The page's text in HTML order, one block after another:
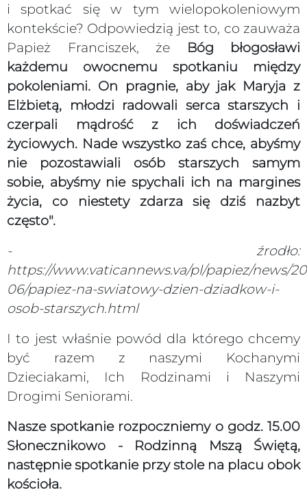
i spotkać się w tym wielopokoleniowym
kontekście? Odpowiedzią jest to, co zauważa
Papież Franciszek, że
Bóg błogosławi
każdemu owocnemu spotkaniu między
pokoleniami. On pragnie, aby jak Maryja z
Elżbietą, młodzi radowali serca starszych i
czerpali mądrość z ich doświadczeń
życiowych. Nade wszystko zaś chce, abyśmy
nie pozostawiali osób starszych samym
sobie, abyśmy nie spychali ich na margines
życia, co niestety zdarza się dziś nazbyt
często".
- źrodło:
https://www.vaticannews.va/pl/papiez/news/
06/papiez-na-swiatowy-dzien-dziadkow-i-
osob-starszych.html
I to jest właśnie powód dla którego chcemy
być razem z naszymi Kochanymi
Dzieciakami, Ich Rodzinami i Naszymi
Drogimi Seniorami.
Nasze spotkanie rozpoczniemy o godz. 15.00
Słonecznikowo - Rodzinną Mszą Świętą,
następnie spotkanie przy stole na placu obok
kościoła.